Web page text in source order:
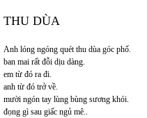
THU DÙA
Anh lóng ngóng quét thu dùa góc phố.
ban mai rất đỗi dịu dàng.
em từ đó ra đi.
anh từ đó trở về.
mười ngón tay lùng bùng sương khói.
đọng gì sau giấc ngủ mê..